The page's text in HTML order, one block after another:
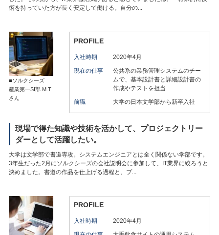
術を持っていた方が長く安定して働ける。自分の...
■ソルクシーズ
産業第一SI部 M.T
さん
PROFILE
入社時期
2020年4月
現在の仕事
公共系の業務管理システムのチー
ムで、基本設計書と詳細設計書の
作成やテストを担当
前職
大学の日本文学部から新卒入社
現場で得た知識や技術を活かして、プロジェクトリー
ダーとして活躍したい。
大学は文学部で書道専攻。システムエンジニアとは全く関係ない学部です。
3年生だった2月にソルクシーズの会社説明会に参加して、IT業界に絞ろうと
決めました。書道の作品を仕上げる過程と、プ...
PROFILE
入社時期
2020年4月